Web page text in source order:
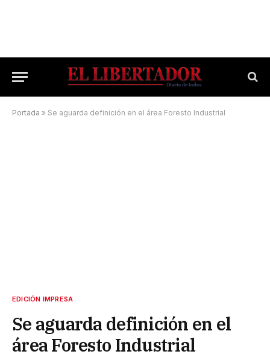
Portada » Se aguarda definición en el área Foresto Industrial
EDICIÓN IMPRESA
Se aguarda definición en el
área Foresto Industrial